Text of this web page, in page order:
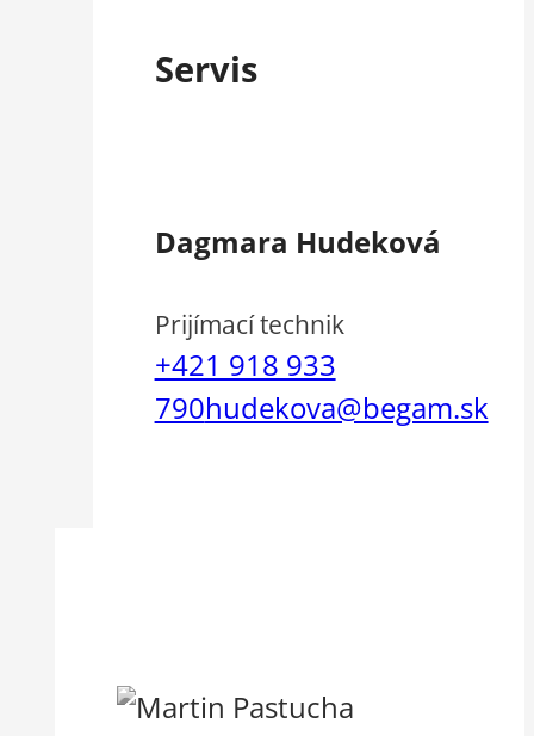
Servis
Dagmara Hudeková
Prijímací technik
+421 918 933
790hudekova@begam.sk